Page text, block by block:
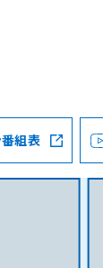
番組表